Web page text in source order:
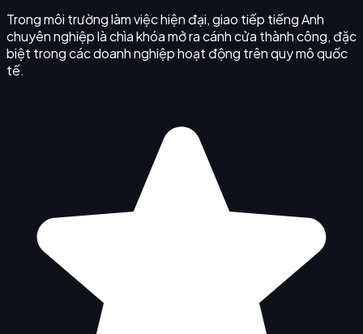
Trong môi trường làm việc hiện đại, giao tiếp tiếng Anh
chuyên nghiệp là chìa khóa mở ra cánh cửa thành công, đặc
biệt trong các doanh nghiệp hoạt động trên quy mô quốc
tế.